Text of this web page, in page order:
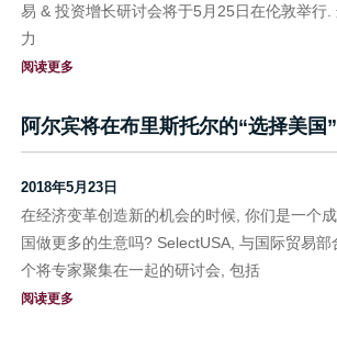
易 & 投资增长研讨会将于5月25日在伦敦举行
力
阅读更多
阿尔宾将在布里斯托尔的“选择美国
2018年5月23日
在经济变革创造新的机会的时候, 你们是一个
国做更多的生意吗? SelectUSA, 与国际贸易
个将专家聚集在一起的研讨会, 包括
阅读更多